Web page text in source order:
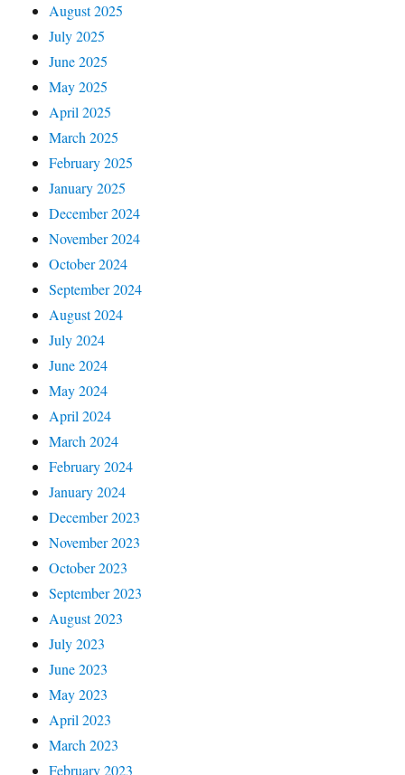
August 2025
July 2025
June 2025
May 2025
April 2025
March 2025
February 2025
January 2025
December 2024
November 2024
October 2024
September 2024
August 2024
July 2024
June 2024
May 2024
April 2024
March 2024
February 2024
January 2024
December 2023
November 2023
October 2023
September 2023
August 2023
July 2023
June 2023
May 2023
April 2023
March 2023
February 2023